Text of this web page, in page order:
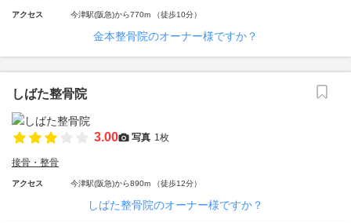
アクセス 今津駅(阪急)から770m （徒歩10分）
金本整骨院のオーナー様ですか？
しばた整骨院
3.00 写真 1枚
接骨・整骨
アクセス 今津駅(阪急)から890m （徒歩12分）
しばた整骨院のオーナー様ですか？